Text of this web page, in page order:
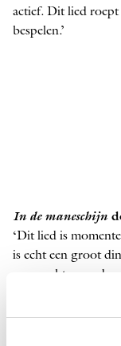
actief. Dit lied roept
bespelen.’
In de maneschijn
‘Dit lied is
is echt een groot
zoon acht
momenten. Ik sta